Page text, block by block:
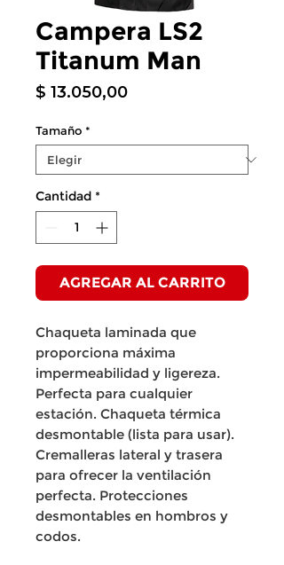
Campera LS2
Titanum Man
$ 13.050,00Precio
Tamaño *
Cantidad *
AGREGAR AL CARRITO
Chaqueta laminada que
proporciona máxima
impermeabilidad y ligereza.
Perfecta para cualquier
estación. Chaqueta térmica
desmontable (lista para usar).
Cremalleras lateral y trasera
para ofrecer la ventilación
perfecta. Protecciones
desmontables en hombros y
codos.